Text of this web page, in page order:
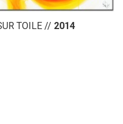
TOILE // 2014